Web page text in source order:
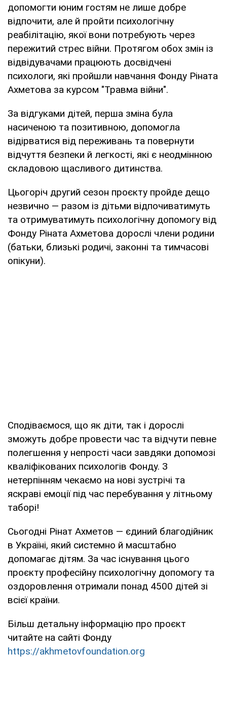
допомогти юним гостям не лише добре
відпочити, але й пройти психологічну
реабілітацію, якої вони потребують через
пережитий стрес війни. Протягом обох змін із
відвідувачами працюють досвідчені
психологи, які пройшли навчання Фонду Ріната
Ахметова за курсом "Травма війни".
За відгуками дітей, перша зміна була
насиченою та позитивною, допомогла
відірватися від переживань та повернути
відчуття безпеки й легкості, які є неодмінною
складовою щасливого дитинства.
Цьогоріч другий сезон проєкту пройде дещо
незвично — разом із дітьми відпочиватимуть
та отримуватимуть психологічну допомогу від
Фонду Ріната Ахметова дорослі члени родини
(батьки, близькі родичі, законні та тимчасові
опікуни).
Сподіваємося, що як діти, так і дорослі
зможуть добре провести час та відчути певне
полегшення у непрості часи завдяки допомозі
кваліфікованих психологів Фонду. З
нетерпінням чекаємо на нові зустрічі та
яскраві емоції під час перебування у літньому
таборі!
Сьогодні Рінат Ахметов — єдиний благодійник
в Україні, який системно й масштабно
допомагає дітям. За час існування цього
проєкту професійну психологічну допомогу та
оздоровлення отримали понад 4500 дітей зі
всієї країни.
Більш детальну інформацію про проєкт
читайте на сайті Фонду
https://akhmetovfoundation.org